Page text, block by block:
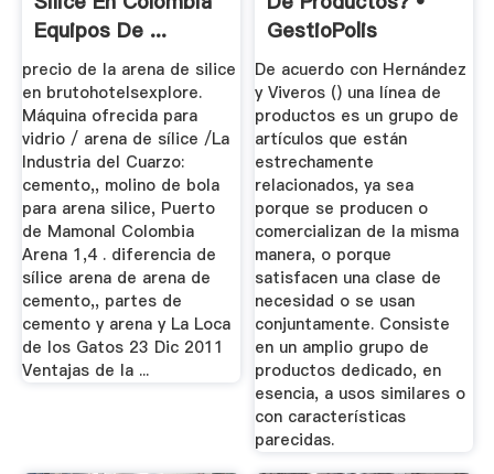
Equipos De ...
precio de la arena de silice
en brutohotelsexplore.
Máquina ofrecida para
vidrio / arena de sílice /La
Industria del Cuarzo:
cemento,, molino de bola
para arena silice, Puerto
de Mamonal Colombia
Arena 1,4 . diferencia de
sílice arena de arena de
cemento,, partes de
cemento y arena y La Loca
de los Gatos 23 Dic 2011
Ventajas de la ...
GestioPolis
De acuerdo con Hernández
y Viveros () una línea de
productos es un grupo de
artículos que están
estrechamente
relacionados, ya sea
porque se producen o
comercializan de la misma
manera, o porque
satisfacen una clase de
necesidad o se usan
conjuntamente. Consiste
en un amplio grupo de
productos dedicado, en
esencia, a usos similares o
con características
parecidas.